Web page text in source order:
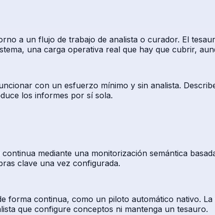
a un flujo de trabajo de analista o curador. El
una carga operativa real que hay que cubrir,
con un esfuerzo mínimo y sin analista.
los informes por sí sola.
mediante una monitorización semántica
clave una vez configurada.
forma continua, como un piloto automático nativo.
que configure conceptos ni mantenga un tesauro.